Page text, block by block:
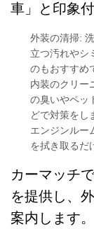
車」と印象
外装の清掃:
立つ汚れやシ
のもおすすめ
内装のクリー
の臭いやペッ
どで対策をし
エンジンルー
を拭き取るだ
カーマッチ
を提供し、
案内します。